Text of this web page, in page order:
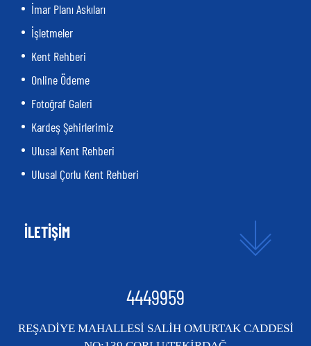
İmar Planı Askıları
İşletmeler
Kent Rehberi
Online Ödeme
Fotoğraf Galeri
Kardeş Şehirlerimiz
Ulusal Kent Rehberi
Ulusal Çorlu Kent Rehberi
İLETİŞİM
4449959
REŞADİYE MAHALLESİ SALİH OMURTAK CADDESİ